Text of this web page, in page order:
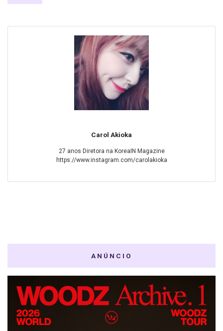
Carol Akioka
27 anos Diretora na KoreaIN Magazine
https://www.instagram.com/carolakioka
ANÚNCIO